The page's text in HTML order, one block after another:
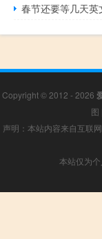
春节还要等几天英
Copyright © 2012 - 2026
图
声明：本站内容来自互联
本站仅为